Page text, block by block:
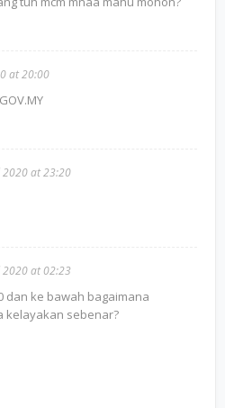
at 20:00
2020 at 23:20
at 02:23
dan ke bawah bagaimana
kelayakan sebenar?